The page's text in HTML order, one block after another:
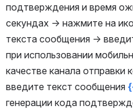
подтверждения и время
секундах → нажмите на
текста сообщения →
при использовании
качестве канала
введите текст сообщения
генерации кода